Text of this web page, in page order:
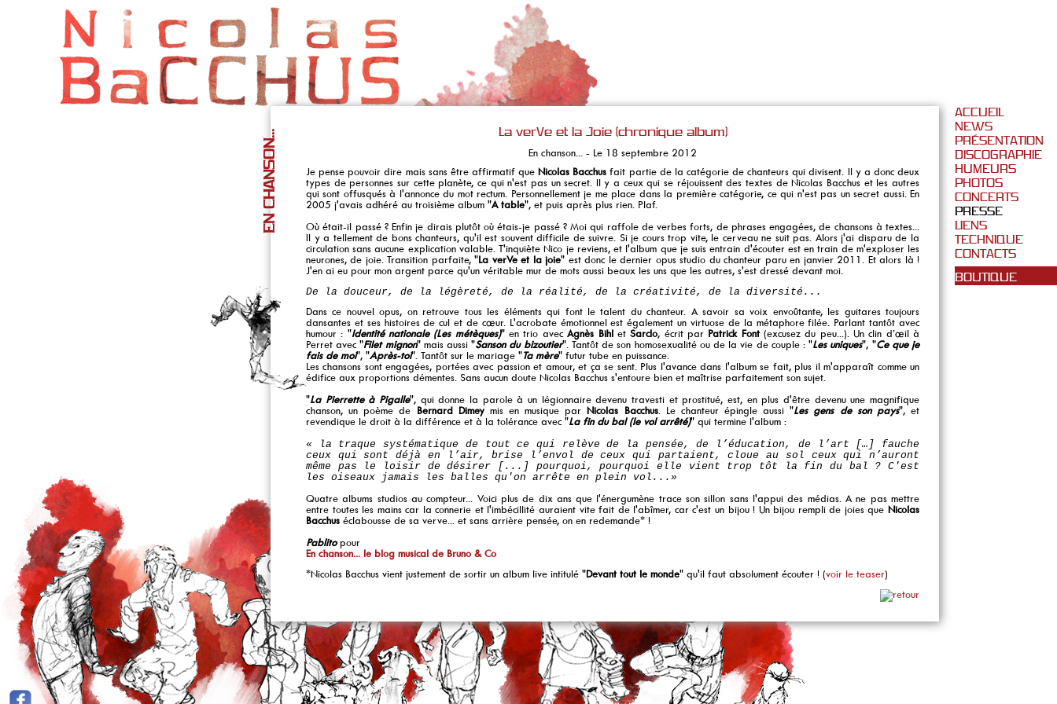
ACCUEIL
NEWS
PRÉSENTATION
DISCOGRAPHIE
HUMEURS
PHOTOS
CONCERTS
PRESSE
LIENS
TECHNIQUE
CONTACTS
BOUTIQUE
EN CHANSON... La verVe et la Joie (chronique album)
En chanson... - Le 18 septembre 2012
Je pense pouvoir dire mais sans être affirmatif que Nicolas Bacchus fait partie de la catégorie de chanteurs qui divisent. Il y a donc deux
types de personnes sur cette planète, ce qui n'est pas un secret. Il y a ceux qui se réjouissent des textes de Nicolas Bacchus et les autres
qui sont offusqués à l'annonce du mot rectum. Personnellement je me place dans la première catégorie, ce qui n'est pas un secret aussi. En
2005 j'avais adhéré au troisième album "A table", et puis après plus rien. Plaf.
Où était-il passé ? Enfin je dirais plutôt où étais-je passé ? Moi qui raffole de verbes forts, de phrases engagées, de chansons à textes...
Il y a tellement de bons chanteurs, qu'il est souvent difficile de suivre. Si je cours trop vite, le cerveau ne suit pas. Alors j'ai disparu de la
circulation sans aucune explication valable. T'inquiète Nico je reviens, et l'album que je suis entrain d'écouter est en train de m'exploser les
neurones, de joie. Transition parfaite, "La verVe et la joie" est donc le dernier opus studio du chanteur paru en janvier 2011. Et alors là !
J'en ai eu pour mon argent parce qu'un véritable mur de mots aussi beaux les uns que les autres, s'est dressé devant moi.
De la douceur, de la légèreté, de la réalité, de la créativité, de la diversité...
Dans ce nouvel opus, on retrouve tous les éléments qui font le talent du chanteur. A savoir sa voix envoûtante, les guitares toujours
dansantes et ses histoires de cul et de cœur. L'acrobate émotionnel est également un virtuose de la métaphore filée. Parlant tantôt avec
humour : "Identité nationale (Les métèques)" en trio avecAgnès Bihl etSarclo, écrit par Patrick Font(excusez du peu...). Un clin d’œil à
Perret avec "Filet mignon" mais aussi "Sanson du bizoutier". Tantôt de son homosexualité ou de la vie de couple : "Les uniques", "Ce que je
fais de moi", "Après-toi". Tantôt sur le mariage "Ta mère" futur tube en puissance.
Les chansons sont engagées, portées avec passion et amour, et ça se sent. Plus l'avance dans l'album se fait, plus il m'apparaît comme un
édifice aux proportions démentes. Sans aucun doute Nicolas Bacchus s'entoure bien et maîtrise parfaitement son sujet.
"La Pierrette à Pigalle", qui donne la parole à un légionnaire devenu travesti et prostitué, est, en plus d'être devenu une magnifique
chanson, un poème de Bernard Dimeymis en musique par Nicolas Bacchus. Le chanteur épingle aussi "Les gens de son pays", et
revendique le droit à la différence et à la tolérance avec "La fin du bal (le vol arrêté)" qui termine l'album :
« la traque systématique de tout ce qui relève de la pensée, de l’éducation, de l’art […] fauche
ceux qui sont déjà en l’air, brise l’envol de ceux qui partaient, cloue au sol ceux qui n’auront
même pas le loisir de désirer [...] pourquoi, pourquoi elle vient trop tôt la fin du bal ? C'est
les oiseaux jamais les balles qu'on arrête en plein vol...»
Quatre albums studios au compteur... Voici plus de dix ans que l'énergumène trace son sillon sans l'appui des médias. A ne pas mettre
entre toutes les mains car la connerie et l'imbécillité auraient vite fait de l'abîmer, car c'est un bijou ! Un bijou rempli de joies que Nicolas
Bacchus éclabousse de sa verve... et sans arrière pensée, on en redemande* !
Pablito pour
En chanson... le blog musical de Bruno & Co
*Nicolas Bacchus vient justement de sortir un album live intitulé "Devant tout le monde" qu'il faut absolument écouter ! (voir le teaser)